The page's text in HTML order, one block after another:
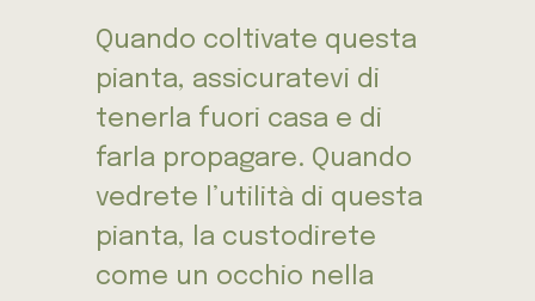
Quando coltivate questa
pianta, assicuratevi di
tenerla fuori casa e di
farla propagare. Quando
vedrete l’utilità di questa
pianta, la custodirete
come un occhio nella